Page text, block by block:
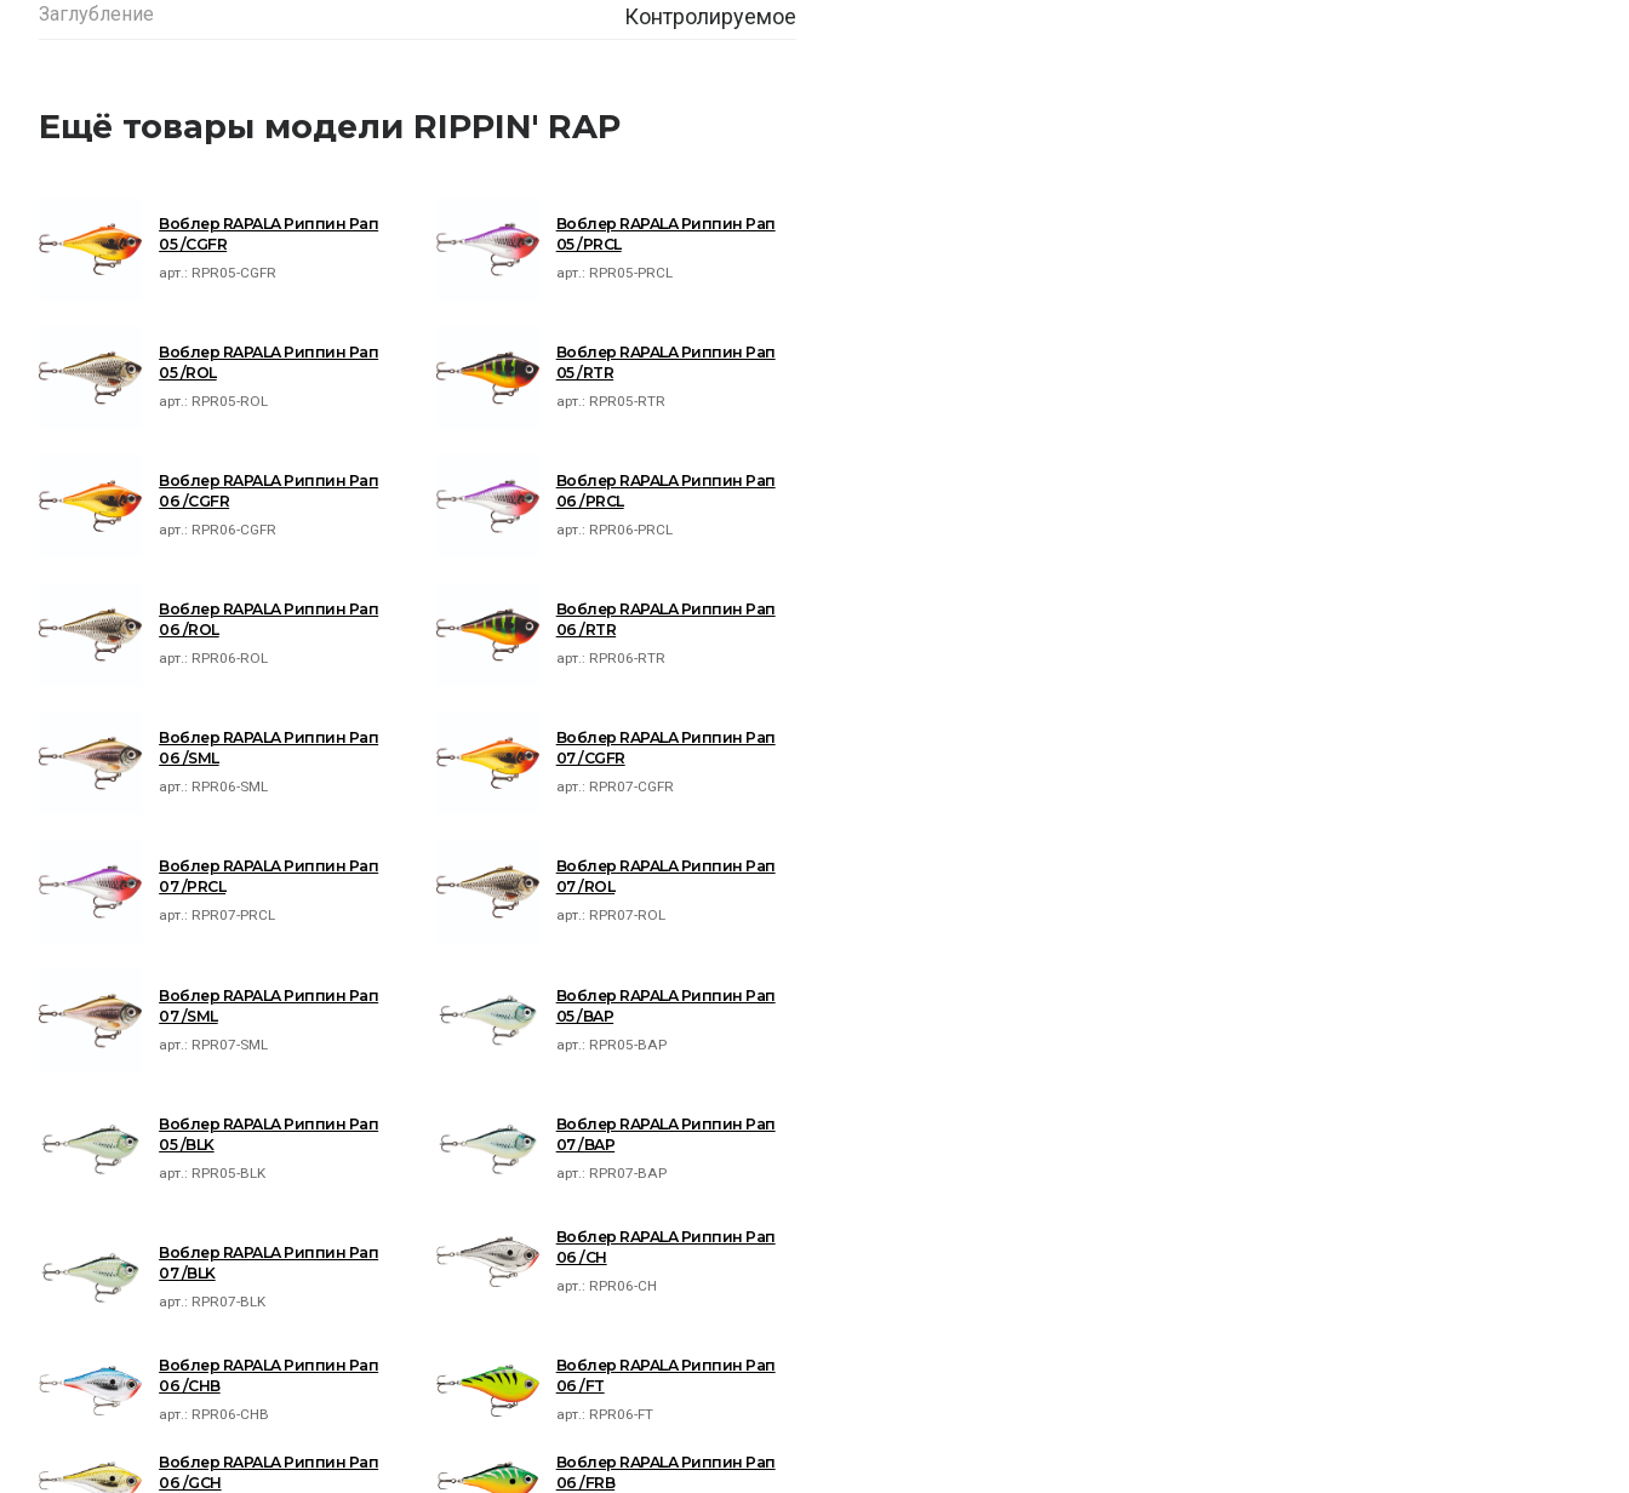
Заглубление Контролируемое
Ещё товары модели RIPPIN' RAP
Воблер RAPALA Риппин Рап
05 /CGFR
арт.: RPR05-CGFR
Воблер RAPALA Риппин Рап
05 /PRCL
арт.: RPR05-PRCL
Воблер RAPALA Риппин Рап
05 /ROL
арт.: RPR05-ROL
Воблер RAPALA Риппин Рап
05 /RTR
арт.: RPR05-RTR
Воблер RAPALA Риппин Рап
06 /CGFR
арт.: RPR06-CGFR
Воблер RAPALA Риппин Рап
06 /PRCL
арт.: RPR06-PRCL
Воблер RAPALA Риппин Рап
06 /ROL
арт.: RPR06-ROL
Воблер RAPALA Риппин Рап
06 /RTR
арт.: RPR06-RTR
Воблер RAPALA Риппин Рап
06 /SML
арт.: RPR06-SML
Воблер RAPALA Риппин Рап
07 /CGFR
арт.: RPR07-CGFR
Воблер RAPALA Риппин Рап
07 /PRCL
арт.: RPR07-PRCL
Воблер RAPALA Риппин Рап
07 /ROL
арт.: RPR07-ROL
Воблер RAPALA Риппин Рап
07 /SML
арт.: RPR07-SML
Воблер RAPALA Риппин Рап
05 /BAP
арт.: RPR05-BAP
Воблер RAPALA Риппин Рап
05 /BLK
арт.: RPR05-BLK
Воблер RAPALA Риппин Рап
07 /BAP
арт.: RPR07-BAP
Воблер RAPALA Риппин Рап
07 /BLK
арт.: RPR07-BLK
Воблер RAPALA Риппин Рап
06 /CH
арт.: RPR06-CH
Воблер RAPALA Риппин Рап
06 /CHB
арт.: RPR06-CHB
Воблер RAPALA Риппин Рап
06 /FT
арт.: RPR06-FT
Воблер RAPALA Риппин Рап
06 /GCH
Воблер RAPALA Риппин Рап
06 /FRB